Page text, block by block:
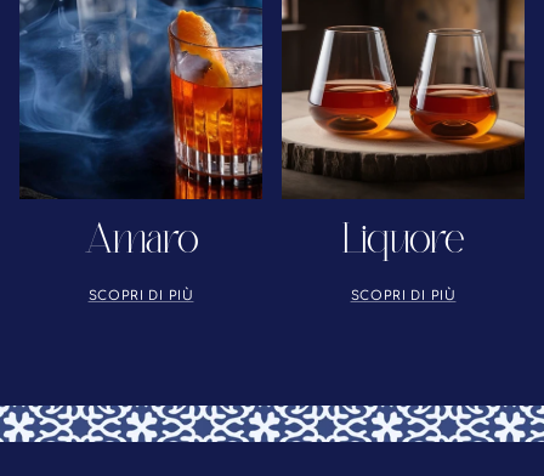
Amaro
SCOPRI DI PIÙ
Liquore
SCOPRI DI PIÙ